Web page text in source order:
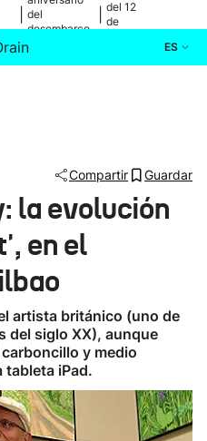
del
desembarco
de Elkano
del 12
de
ES
Compartir Guardar
la evolución
en el
artista británico (uno de
del siglo XX), aunque
y medio
tableta iPad.